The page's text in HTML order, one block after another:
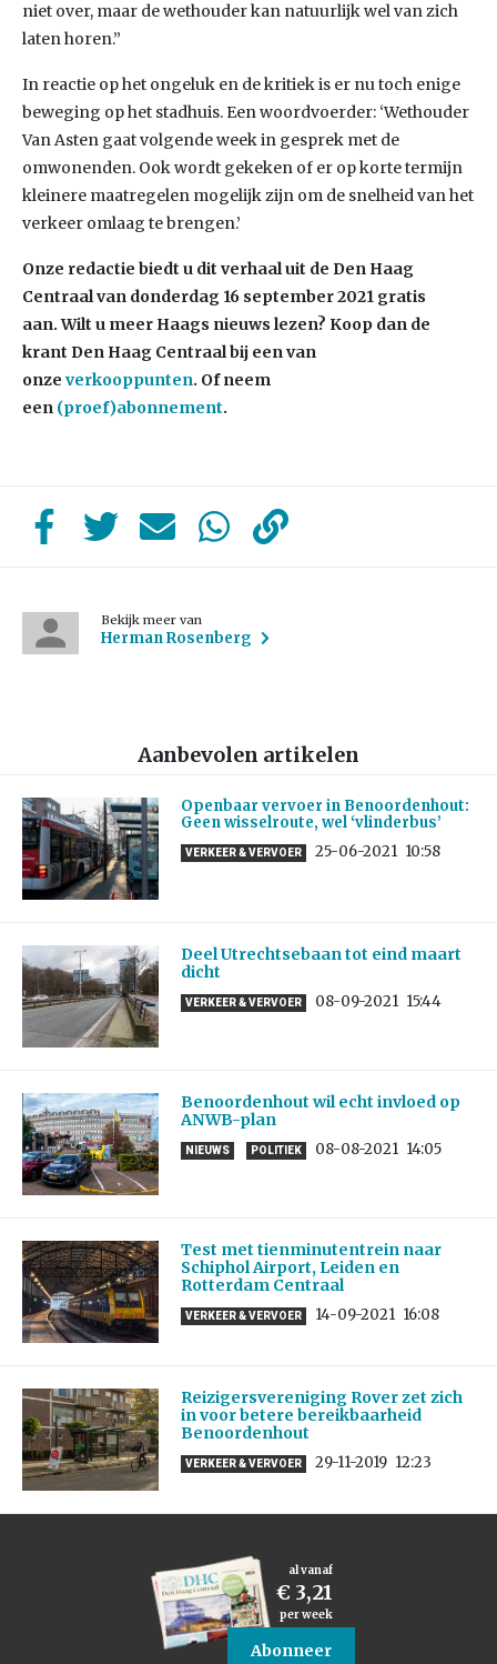
niet over, maar de wethouder kan natuurlijk wel van zich
laten horen.”
In reactie op het ongeluk en de kritiek is er nu toch enige
beweging op het stadhuis. Een woordvoerder: ‘Wethouder
Van Asten gaat volgende week in gesprek met de
omwonenden. Ook wordt gekeken of er op korte termijn
kleinere maatregelen mogelijk zijn om de snelheid van het
verkeer omlaag te brengen.’
Onze redactie biedt u dit verhaal uit de Den Haag
Centraal van donderdag 16 september 2021 gratis
aan.Wilt u meer Haags nieuws lezen? Koop dan de
krant Den Haag Centraal bij een van
onze verkooppunten. Of neem
een (proef)abonnement.
Bekijk meer van
Herman Rosenberg
Aanbevolen artikelen
Openbaar vervoer in Benoordenhout:
Geen wisselroute, wel ‘vlinderbus’
VERKEER & VERVOER 25-06-2021 10:58
Deel Utrechtsebaan tot eind maart
dicht
VERKEER & VERVOER 08-09-2021 15:44
Benoordenhout wil echt invloed op
ANWB-plan
NIEUWS POLITIEK 08-08-2021 14:05
Test met tienminutentrein naar
Schiphol Airport, Leiden en
Rotterdam Centraal
VERKEER & VERVOER 14-09-2021 16:08
Reizigersvereniging Rover zet zich
in voor betere bereikbaarheid
Benoordenhout
VERKEER & VERVOER 29-11-2019 12:23
al vanaf
€ 3,21
per week
Abonneer